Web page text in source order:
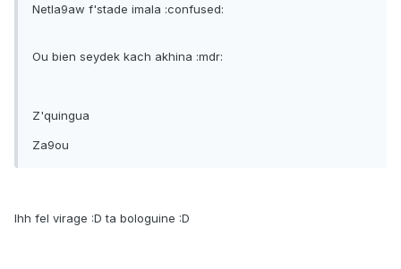
Netla9aw f'stade imala :confused:
Ou bien seydek kach akhina :mdr:
Z'quingua
Za9ou
Ihh fel virage :D ta bologuine :D